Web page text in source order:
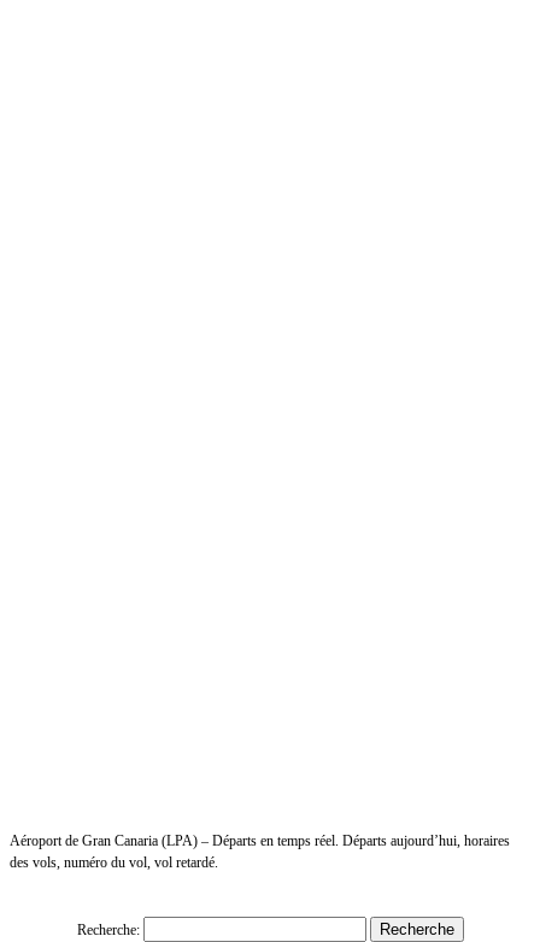
Aéroport de Gran Canaria (LPA) – Départs en temps réel. Départs aujourd’hui, horaires
des vols, numéro du vol, vol retardé.
Recherche: